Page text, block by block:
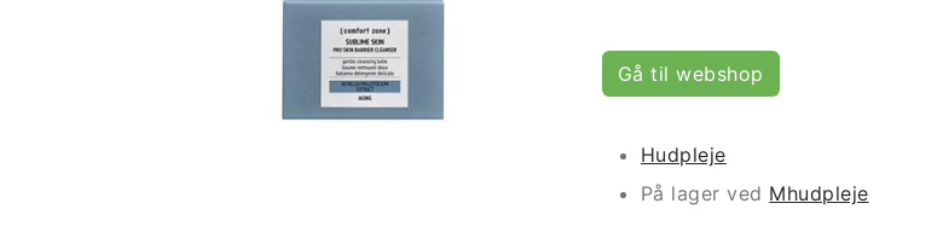
Gå til webshop
Hudpleje
På lager ved Mhudpleje